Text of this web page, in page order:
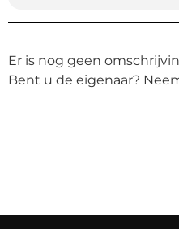
Er is nog geen
Bent u de eigenaar?